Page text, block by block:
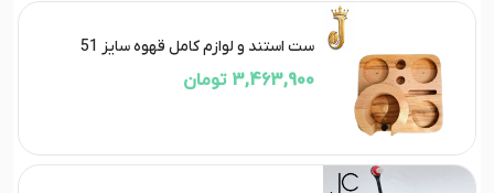
ست استند و لوازم کامل قهوه سایز 51
3,463,900 تومان